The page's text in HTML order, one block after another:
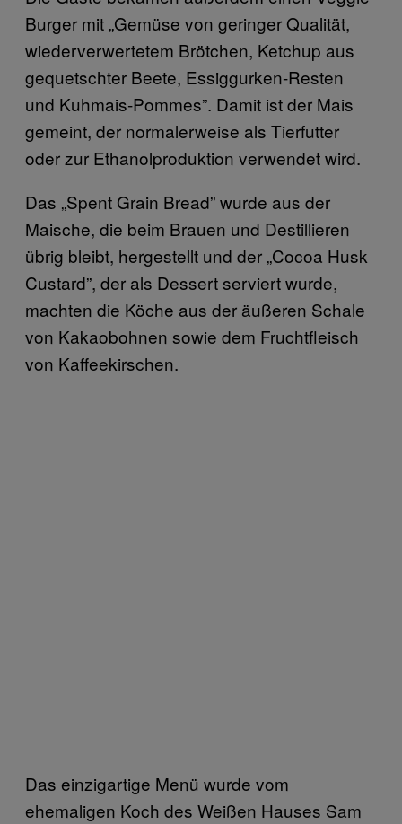
Burger mit „Gemüse von geringer Qualität,
wiederverwertetem Brötchen, Ketchup aus
gequetschter Beete, Essiggurken-Resten
und Kuhmais-Pommes”. Damit ist der Mais
gemeint, der normalerweise als Tierfutter
oder zur Ethanolproduktion verwendet wird.
Das „Spent Grain Bread” wurde aus der
Maische, die beim Brauen und Destillieren
übrig bleibt, hergestellt und der „Cocoa Husk
Custard”, der als Dessert serviert wurde,
machten die Köche aus der äußeren Schale
von Kakaobohnen sowie dem Fruchtfleisch
von Kaffeekirschen.
Das einzigartige Menü wurde vom
ehemaligen Koch des Weißen Hauses Sam